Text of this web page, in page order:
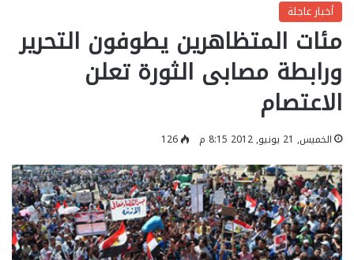
أخبار عاجلة
مئات المتظاهرين يطوفون التحرير
ورابطة مصابى الثورة تعلن
الاعتصام
الخميس, 21 يونيو, 2012 8:15 م 126